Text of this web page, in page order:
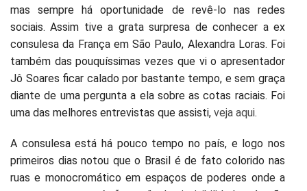
mas sempre há oportunidade de revê-lo nas redes
sociais. Assim tive a grata surpresa de conhecer a ex
consulesa da França em São Paulo, Alexandra Loras. Foi
também das pouquíssimas vezes que vi o apresentador
Jô Soares ficar calado por bastante tempo, e sem graça
diante de uma pergunta a ela sobre as cotas raciais. Foi
uma das melhores entrevistas que assisti, veja aqui.
A consulesa está há pouco tempo no país, e logo nos
primeiros dias notou que o Brasil é de fato colorido nas
ruas e monocromático em espaços de poderes onde a